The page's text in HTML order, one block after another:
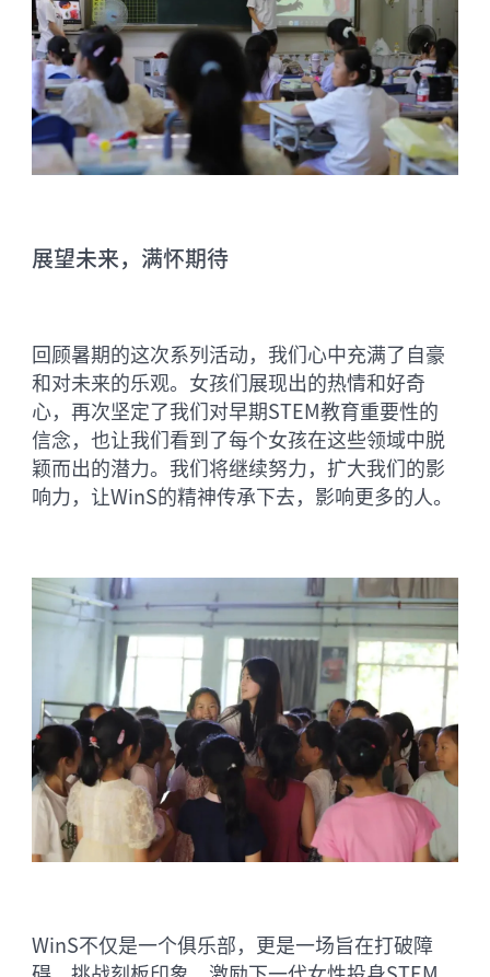
展望未来，满怀期待
回顾暑期的这次系列活动，我们心中充满了自豪
和对未来的乐观。女孩们展现出的热情和好奇
心，再次坚定了我们对早期STEM教育重要性的
信念，也让我们看到了每个女孩在这些领域中脱
颖而出的潜力。我们将继续努力，扩大我们的影
响力，让WinS的精神传承下去，影响更多的人。
WinS不仅是一个俱乐部，更是一场旨在打破障